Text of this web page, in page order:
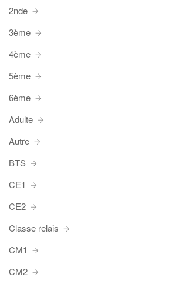
2nde
3ème
4ème
5ème
6ème
Adulte
Autre
BTS
CE1
CE2
Classe relais
CM1
CM2